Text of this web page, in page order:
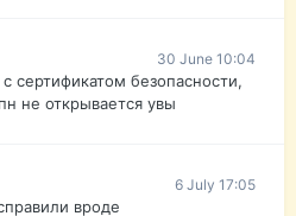
30 June 10:04
сертификатом безопасности,
не открывается увы
6 July 17:05
вроде